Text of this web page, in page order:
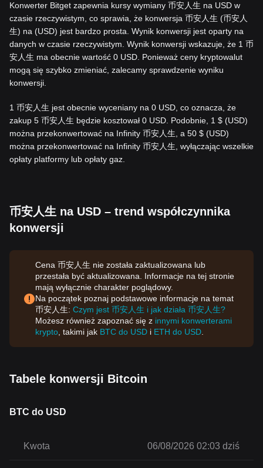
Konwerter Bitget zapewnia kursy wymiany 币安人生 na USD w
czasie rzeczywistym, co sprawia, że konwersja 币安人生 (币安人
生) na (USD) jest bardzo prosta. Wynik konwersji jest oparty na
danych w czasie rzeczywistym. Wynik konwersji wskazuje, że 1 币
安人生 ma obecnie wartość 0 USD. Ponieważ ceny kryptowalut
mogą się szybko zmieniać, zalecamy sprawdzenie wyniku
konwersji.
1 币安人生 jest obecnie wyceniany na 0 USD, co oznacza, że
zakup 5 币安人生 będzie kosztował 0 USD. Podobnie, 1 $ (USD)
można przekonwertować na Infinity 币安人生, a 50 $ (USD)
można przekonwertować na Infinity 币安人生, wyłączając wszelkie
opłaty platformy lub opłaty gaz.
币安人生 na USD – trend współczynnika
konwersji
Cena 币安人生 nie została zaktualizowana lub
przestała być aktualizowana. Informacje na tej stronie
mają wyłącznie charakter poglądowy.
Na początek poznaj podstawowe informacje na temat
币安人生: Czym jest 币安人生 i jak działa 币安人生?
Możesz również zapoznać się z innymi konwerterami
krypto , takimi jak BTC do USD i ETH do USD
Tabele konwersji Bitcoin
BTC do USD
Kwota 06/08/2026 02:03 dziś